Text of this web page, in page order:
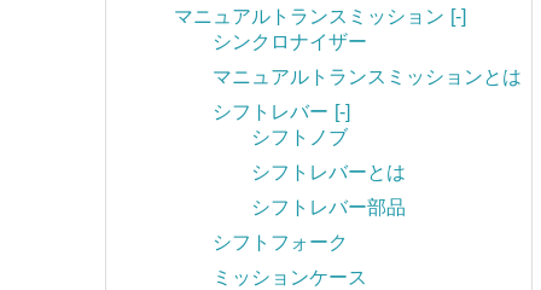
マニュアルトランスミッション [-]
シンクロナイザー
マニュアルトランスミッションとは
シフトレバー [-]
シフトノブ
シフトレバーとは
シフトレバー部品
シフトフォーク
ミッションケース